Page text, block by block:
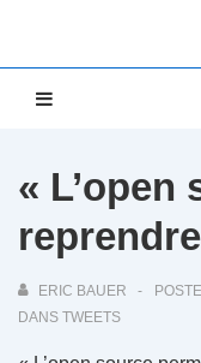
« L’open
ERIC BAUER
DANS TWEETS